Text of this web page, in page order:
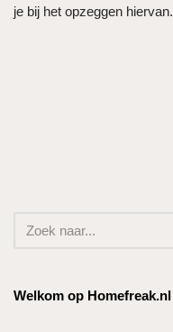
je bij het opzeggen hiervan.
Welkom op Homefreak.nl